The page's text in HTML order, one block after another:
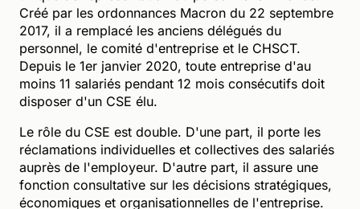
Créé par les ordonnances Macron du 22 septembre
2017, il a remplacé les anciens délégués du
personnel, le comité d'entreprise et le CHSCT.
Depuis le 1er janvier 2020, toute entreprise d'au
moins 11 salariés pendant 12 mois consécutifs doit
disposer d'un CSE élu.
Le rôle du CSE est double. D'une part, il porte les
réclamations individuelles et collectives des salariés
auprès de l'employeur. D'autre part, il assure une
fonction consultative sur les décisions stratégiques,
économiques et organisationnelles de l'entreprise.